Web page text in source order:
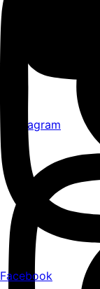
Facebook
Instagram